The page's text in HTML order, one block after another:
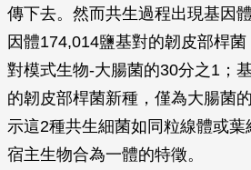
傳下去。然而共生過程出現基因
因體174,014鹽基對的韌皮部桿
對模式生物-大腸菌的30分之1；
的韌皮部桿菌新種，僅為大腸菌
示這2種共生細菌如同粒線體或
宿主生物合為一體的特徵。